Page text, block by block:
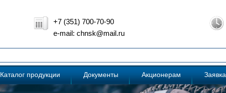
+7 (351) 700-70-90
e-mail: chnsk@mail.ru
Каталог продукции Документы Акционерам Заявка